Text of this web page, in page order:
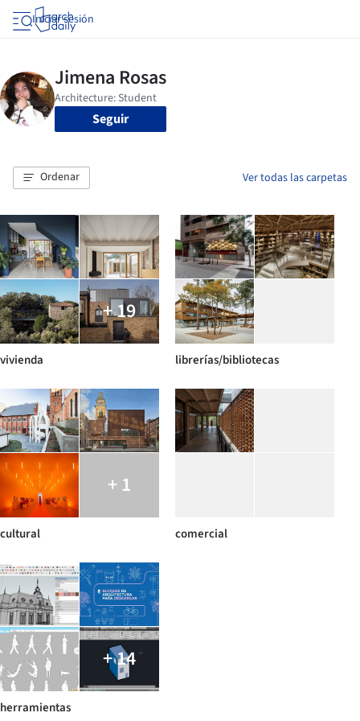
Iniciar sesión
Seguir
Ordenar Ver todas las carpetas
+ 19
vivienda librerías/bibliotecas
+ 1
cultural comercial
+ 14
herramientas